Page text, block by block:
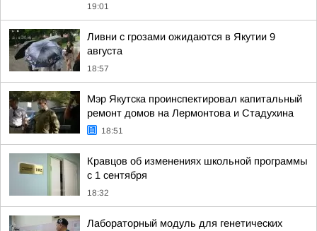
19:01
Ливни с грозами ожидаются в Якутии 9
августа
18:57
Мэр Якутска проинспектировал капитальный
ремонт домов на Лермонтова и Стадухина
18:51
Кравцов об изменениях школьной программы
с 1 сентября
18:32
Лабораторный модуль для генетических